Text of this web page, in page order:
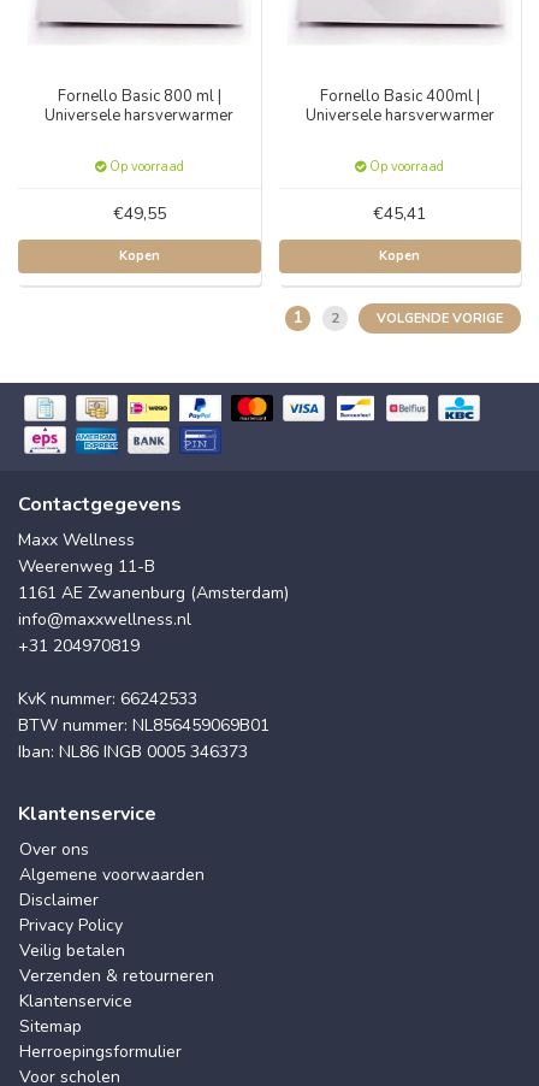
Fornello Basic 800 ml |
Universele harsverwarmer
Op voorraad
€49,55
Kopen
Fornello Basic 400ml |
Universele harsverwarmer
Op voorraad
€45,41
Kopen
1 2 VOLGENDE VORIGE
Contactgegevens
Maxx Wellness
Weerenweg 11-B
1161 AE Zwanenburg (Amsterdam)
info@maxxwellness.nl
+31 204970819
KvK nummer: 66242533
BTW nummer: NL856459069B01
Iban: NL86 INGB 0005 346373
Klantenservice
Over ons
Algemene voorwaarden
Disclaimer
Privacy Policy
Veilig betalen
Verzenden & retourneren
Klantenservice
Sitemap
Herroepingsformulier
Voor scholen